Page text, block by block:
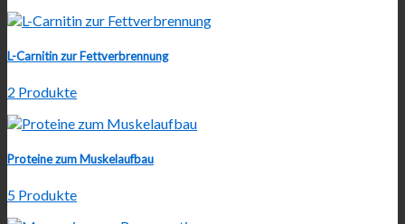
L-Carnitin zur Fettverbrennung
2 Produkte
Proteine zum Muskelaufbau
5 Produkte